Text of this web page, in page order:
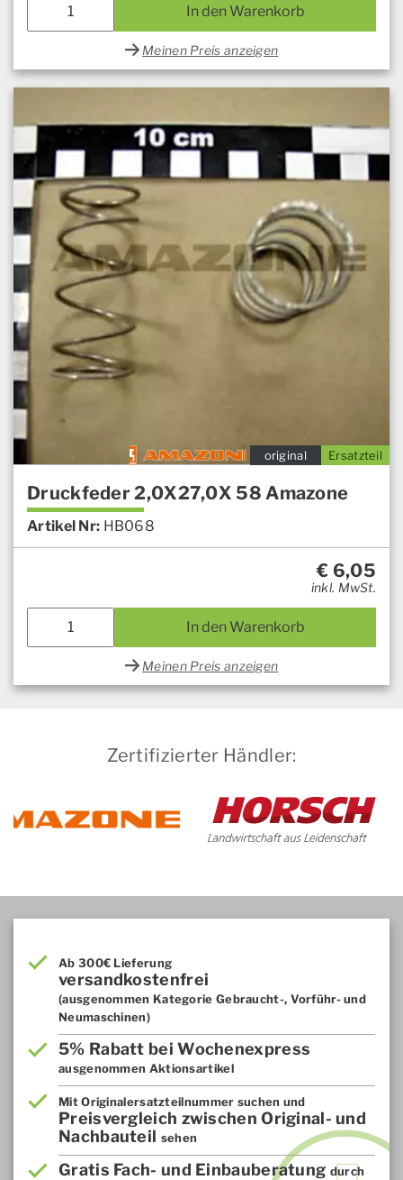
In den Warenkorb
Meinen Preis anzeigen
Ersatzteil
original
Druckfeder 2,0X27,0X 58 Amazone
Artikel Nr: HB068
€ 6,05
inkl. MwSt.
In den Warenkorb
Meinen Preis anzeigen
Zertifizierter Händler:
Ab 300€ Lieferung
versandkostenfrei
(ausgenommen Kategorie Gebraucht-, Vorführ- und
Neumaschinen)
5% Rabatt bei Wochenexpress
ausgenommen Aktionsartikel
Mit Originalersatzteilnummer suchen und
Preisvergleich zwischen Original- und
Nachbauteil sehen
Gratis Fach- und Einbauberatung durch